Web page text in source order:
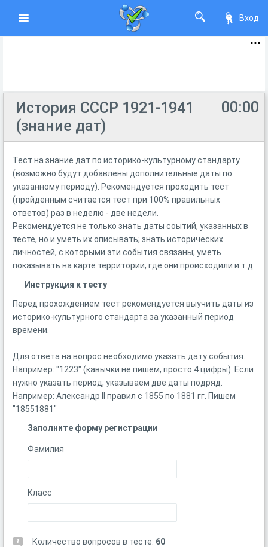
Вход
00:00
История СССР 1921-1941
(знание дат)
Тест на знание дат по историко-культурному стандарту
(возможно будут добавлены дополнительные даты по
указанному периоду). Рекомендуется проходить тест
(пройденным считается тест при 100% правильных
ответов) раз в неделю - две недели.
Рекомендуется не только знать даты соытий, указанных в
тесте, но и уметь их описывать; знать исторических
личностей, с которыми эти события связаны; уметь
показывать на карте территории, где они происходили и т.д.
Инструкция к тесту
Перед прохождением тест рекомендуется выучить даты из
историко-культурного стандарта за указанный период
времени.
Для ответа на вопрос необходимо указать дату события.
Например: "1223" (кавычки не пишем, просто 4 цифры). Если
нужно указать период, указываем две даты подряд.
Например: Александр II правил с 1855 по 1881 гг. Пишем
"18551881"
Заполните форму регистрации
Фамилия
Класс
Количество вопросов в тесте: 60